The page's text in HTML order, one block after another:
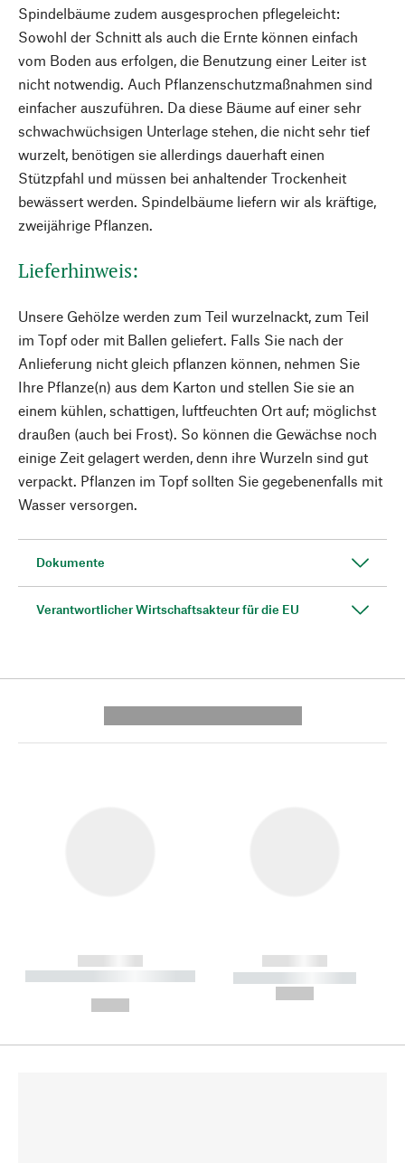
Spindelbäume zudem ausgesprochen pflegeleicht:
Sowohl der Schnitt als auch die Ernte können einfach
vom Boden aus erfolgen, die Benutzung einer Leiter ist
nicht notwendig. Auch Pflanzenschutzmaßnahmen sind
einfacher auszuführen. Da diese Bäume auf einer sehr
schwachwüchsigen Unterlage stehen, die nicht sehr tief
wurzelt, benötigen sie allerdings dauerhaft einen
Stützpfahl und müssen bei anhaltender Trockenheit
bewässert werden. Spindelbäume liefern wir als kräftige,
zweijährige Pflanzen.
Lieferhinweis:
Unsere Gehölze werden zum Teil wurzelnackt, zum Teil
im Topf oder mit Ballen geliefert. Falls Sie nach der
Anlieferung nicht gleich pflanzen können, nehmen Sie
Ihre Pflanze(n) aus dem Karton und stellen Sie sie an
einem kühlen, schattigen, luftfeuchten Ort auf; möglichst
draußen (auch bei Frost). So können die Gewächse noch
einige Zeit gelagert werden, denn ihre Wurzeln sind gut
verpackt. Pflanzen im Topf sollten Sie gegebenenfalls mit
Wasser versorgen.
Dokumente
Verantwortlicher Wirtschaftsakteur für die EU
------------
----------- ----------- --------
------------
----------- -----------